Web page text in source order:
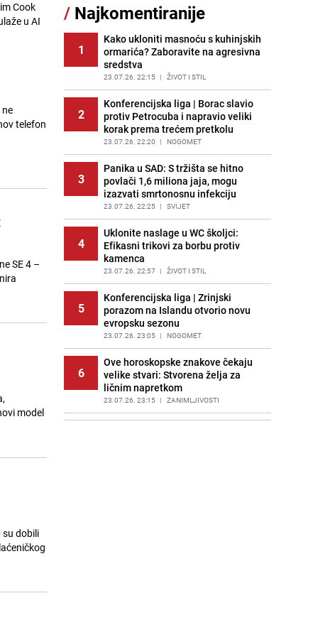
Cook
u AI
telefon
SE 4 –
model
su dobili
Novog
BOSNA I HERCEGOVINA
12
Pojavili su vam se mravi u kući? Bez
brige, ovo su najbolji načini da ih se
riješite
PRIJE 2 DANA | ŽIVOT I STIL
13
Kao iz slastičarne: Rolada od
čokolade i kokosa bez pečenja,
jednostavan desert bez imalo muke
PRIJE 1 DAN | RECEPTI
14
Kako izgleda travnjak stadiona
Koševo nakon tri koncerta Dine
Merlina
PRIJE 2 DANA | FOTO
15
Tajna savršenog makedonskog
ajvara: Stari recept za kremast i
bogat okus
PRIJE 1 DAN | RECEPTI
/ Najkomentiranije
1
Kako ukloniti masnoću s kuhinjskih
ormarića? Zaboravite na agresivna
sredstva
23.07.26. 22:15 | ŽIVOT I STIL
2
Konferencijska liga | Borac slavio
protiv Petrocuba i napravio veliki
korak prema trećem pretkolu
23.07.26. 22:20 | NOGOMET
3
Panika u SAD: S tržišta se hitno
povlači 1,6 miliona jaja, mogu
izazvati smrtonosnu infekciju
23.07.26. 22:25 | SVIJET
4
Uklonite naslage u WC školjci:
Efikasni trikovi za borbu protiv
kamenca
23.07.26. 22:57 | ŽIVOT I STIL
5
Konferencijska liga | Zrinjski
porazom na Islandu otvorio novu
evropsku sezonu
23.07.26. 23:05 | NOGOMET
6
Ove horoskopske znakove čekaju
velike stvari: Stvorena želja za
ličnim napretkom
23.07.26. 23:15 | ZANIMLJIVOSTI